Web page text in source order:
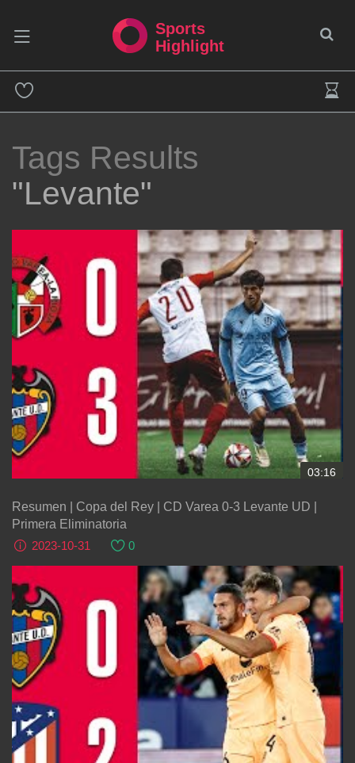
Sports
Highlight
Tags Results
"Levante"
03:16
Resumen | Copa del Rey | CD Varea 0-3 Levante UD |
Primera Eliminatoria
2023-10-31
0